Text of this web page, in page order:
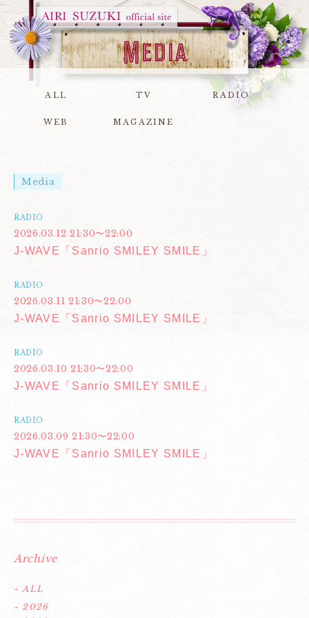
ALL TV RADIO
WEB MAGAZINE
Media
RADIO
2026.03.12 21:30〜22:00
J-WAVE「Sanrio SMILEY SMILE」
RADIO
2026.03.11 21:30〜22:00
J-WAVE「Sanrio SMILEY SMILE」
RADIO
2026.03.10 21:30〜22:00
J-WAVE「Sanrio SMILEY SMILE」
RADIO
2026.03.09 21:30〜22:00
J-WAVE「Sanrio SMILEY SMILE」
Archive
- ALL
- 2026